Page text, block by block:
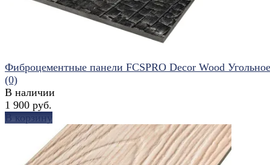
Фиброцементные панели FCSPRO Decor Wood Угольное
(0)
В наличии
1 900 руб.
В корзину